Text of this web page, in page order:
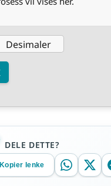
Desimaler
DELE DETTE?
Kopier lenke